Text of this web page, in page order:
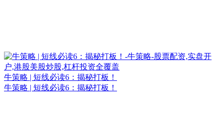
牛策略 | 短线必读6：揭秘打板！
牛策略 | 短线必读6：揭秘打板！